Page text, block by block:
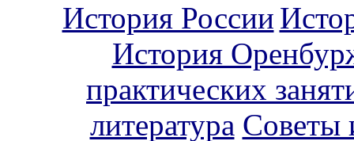
История России
История
практических
литература Советы